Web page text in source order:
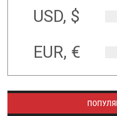
USD, $
EUR, €